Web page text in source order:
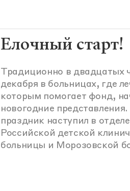
Елочный старт!
Традиционно в двадцатых
декабря в больницах, где
которым помогает фонд,
новогодние представления.
праздник наступил в
Российской детской
больницы и Морозовской